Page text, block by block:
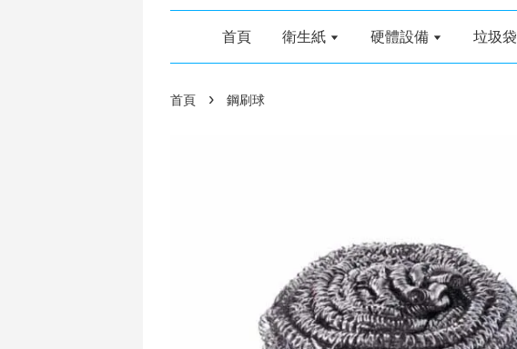
首頁 衛生紙 硬體設備 垃圾袋
首頁 › 鋼刷球